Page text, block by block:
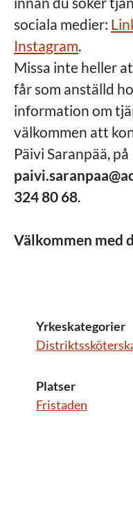
sociala medier:
Instagram.
Missa inte heller
får som anställd
information om
välkommen att
Päivi Saranpää, på
324 80 68.
Välkommen med
Yrkeskategorier
Platser
Fristaden